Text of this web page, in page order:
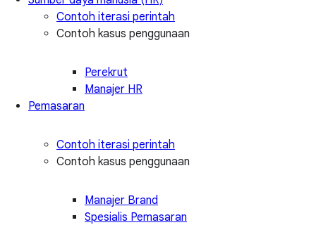
Contoh iterasi perintah
Contoh kasus penggunaan
Perekrut
Manajer HR
Pemasaran
Contoh iterasi perintah
Contoh kasus penggunaan
Manajer Brand
Spesialis Pemasaran